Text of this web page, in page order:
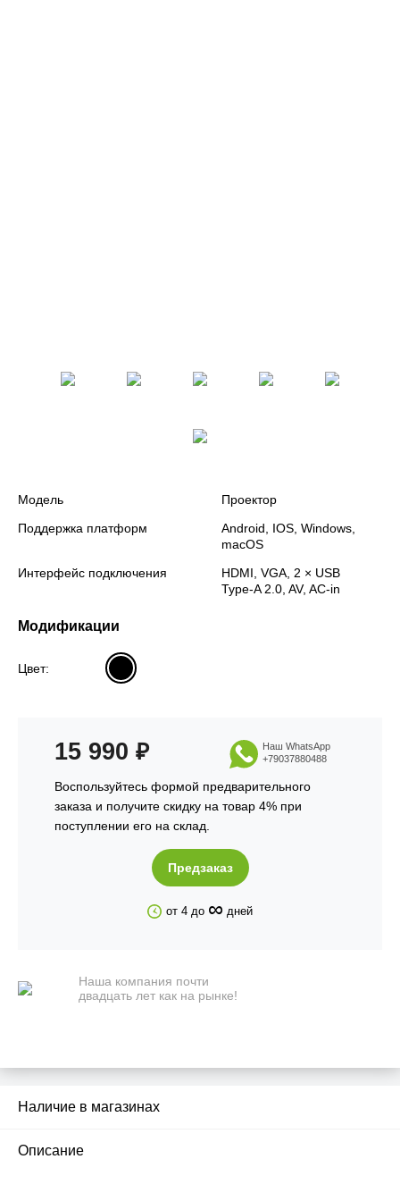
Модель
Проектор
Поддержка платформ
Android, IOS, Windows,
macOS
Интерфейс подключения
HDMI, VGA, 2 × USB
Type-A 2.0, AV, AC-in
Модификации
Цвет:
15 990 ₽
Воспользуйтесь формой предварительного
заказа и получите скидку на товар 4% при
поступлении его на склад.
Наш WhatsApp
+79037880488
Предзаказ
от 4 до ∞ дней
Наша компания почти
двадцать лет как на рынке!
Наличие в магазинах
Описание